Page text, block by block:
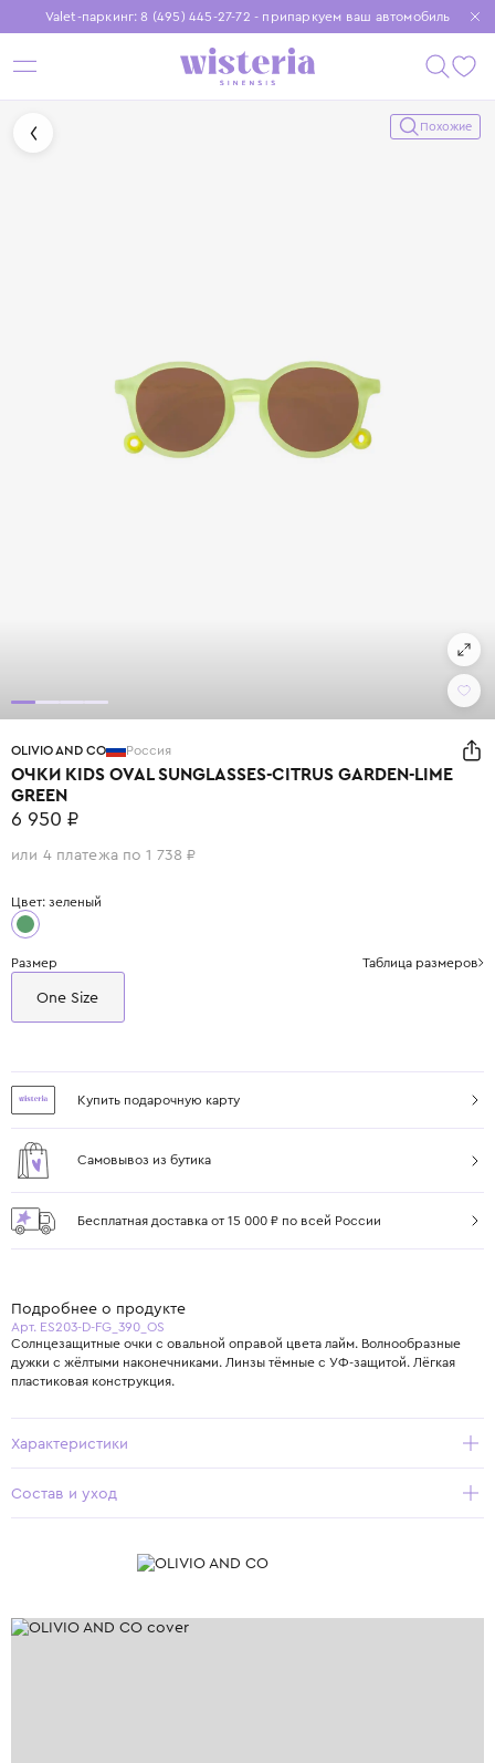
Valet-паркинг: 8 (495) 445-27-72 - припаркуем ваш автомобиль
Бесплатная доставка при заказе от 15 000 ₽
Установите приложение, чтобы покупки были еще удобнее
Похожие
OLIVIO AND CO Россия
ОЧКИ KIDS OVAL SUNGLASSES-CITRUS GARDEN-LIME
GREEN
6 950 ₽
или 4 платежа по 1 738 ₽
Цвет: зеленый
Размер Таблица размеров
One Size
Купить подарочную карту
Самовывоз из бутика
Бесплатная доставка от 15 000 ₽ по всей России
Подробнее о продукте
Арт. ES203-D-FG_390_OS
Солнцезащитные очки с овальной оправой цвета лайм. Волнообразные
дужки с жёлтыми наконечниками. Линзы тёмные с УФ-защитой. Лёгкая
пластиковая конструкция.
Характеристики
Состав и уход